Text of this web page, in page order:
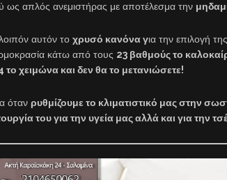
ως απλός ανεμιστήρας με αποτέλεσμα την
αυτόν το χρυσό κανόνα για την επιλογή
κάτω από τους 23 βαθμούς το
χειμώνα και δεν θα το μετανιώσετε!
όταν ρυθμίζουμε το κλιματιστικό μας στην
του για την υγεία μας αλλά και για την